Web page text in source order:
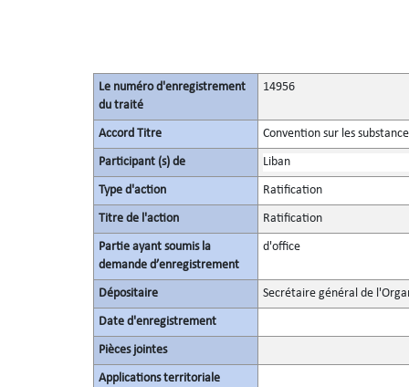
Le numéro d'enregistrement
du traité
14956
Accord Titre Convention sur les
Participant (s) de Liban
Type d'action Ratification
Titre de l'action Ratification
Partie ayant soumis la
demande d’enregistrement
d'office
Dépositaire Secrétaire général de
Date d'enregistrement
Pièces jointes
Applications territoriale